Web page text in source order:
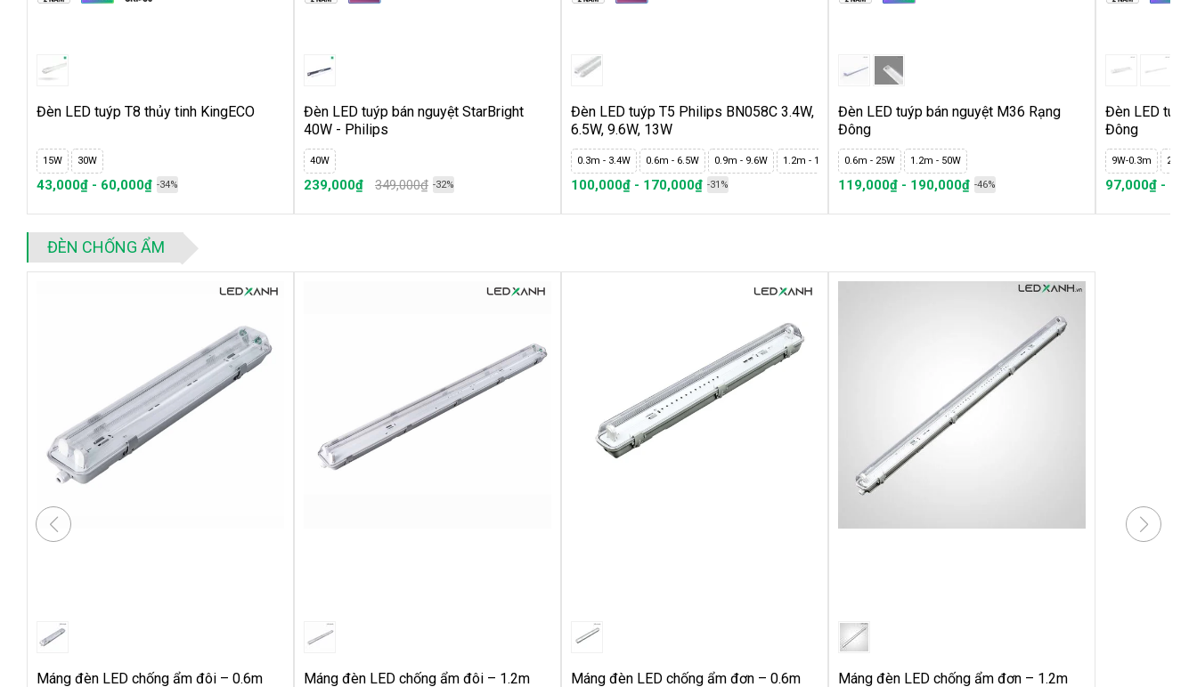
Đèn LED tuýp T8 thủy tinh KingECO
15W 30W
43,000₫ - 60,000₫ -34%
Đèn LED tuýp bán nguyệt StarBright
40W - Philips
40W
239,000₫ 349,000₫ -32%
Đèn LED tuýp T5 Philips BN058C 3.4W,
6.5W, 9.6W, 13W
0.3m - 3.4W 0.6m - 6.5W 0.9m - 9.6W 1.2m - 13W
100,000₫ - 170,000₫ -31%
Đèn LED tuýp bán nguyệt M36 Rạng
Đông
0.6m - 25W 1.2m - 50W
119,000₫ - 190,000₫ -46%
Đèn LED tuýp
Đông
9W-0.3m 25W-
97,000₫ -
ĐÈN CHỐNG ẨM
Máng đèn LED chống ẩm đôi – 0.6m Máng đèn LED chống ẩm đôi – 1.2m Máng đèn LED chống ẩm đơn – 0.6m Máng đèn LED chống ẩm đơn – 1.2m